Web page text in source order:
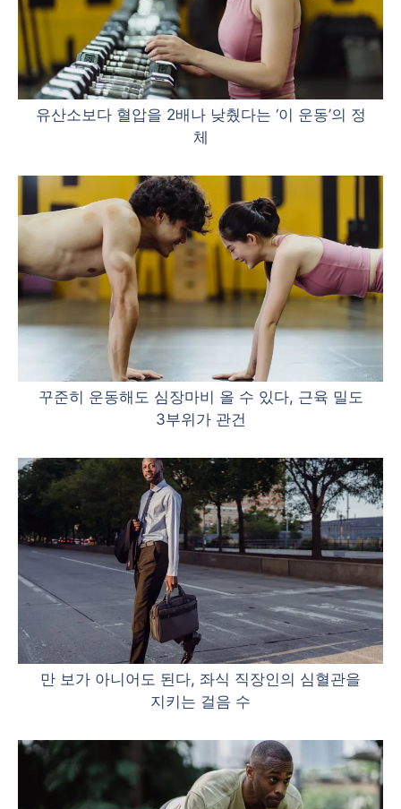
유산소보다 혈압을 2배나 낮췄다는 ‘이 운동’의 정
체
꾸준히 운동해도 심장마비 올 수 있다, 근육 밀도
3부위가 관건
만 보가 아니어도 된다, 좌식 직장인의 심혈관을
지키는 걸음 수